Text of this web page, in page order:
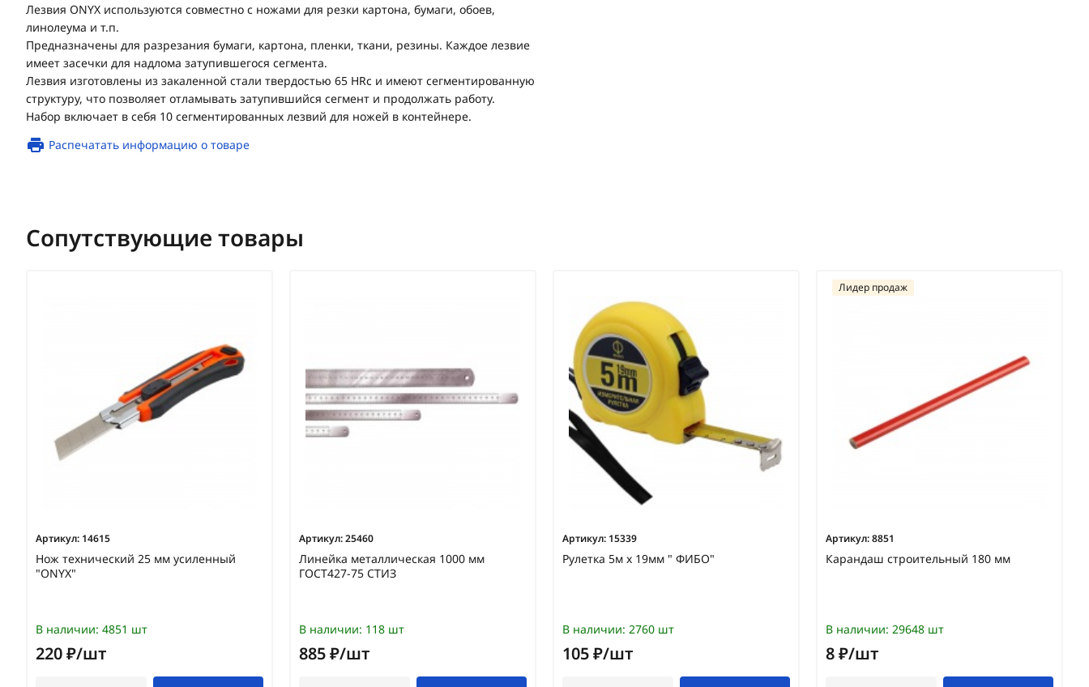
Лезвия ONYX используются совместно с ножами для резки картона, бумаги, обоев,
линолеума и т.п.
Предназначены для разрезания бумаги, картона, пленки, ткани, резины. Каждое лезвие
имеет засечки для надлома затупившегося сегмента.
Лезвия изготовлены из закаленной стали твердостью 65 HRc и имеют сегментированную
структуру, что позволяет отламывать затупившийся сегмент и продолжать работу.
Набор включает в себя 10 сегментированных лезвий для ножей в контейнере.
Распечатать информацию о товаре
Сопутствующие товары
Артикул: 14615
Нож технический 25 мм усиленный
"ONYX"
В наличии: 4851 шт
220 ₽/шт
Артикул:25460
Линейка металлическая 1000 мм
ГОСТ427-75 СТИЗ
В наличии: 118 шт
885 ₽/шт
Артикул: 15339
Рулетка 5м х 19мм " ФИБО"
В наличии: 2760 шт
105 ₽/шт
Артикул:8851
Карандаш строительный 180 мм
Лидер продаж
В наличии: 29648 шт
8 ₽/шт